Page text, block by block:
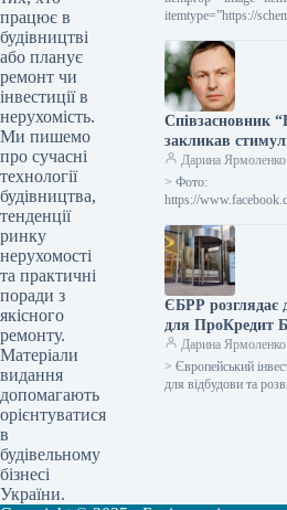
працює в
будівництві
або планує
ремонт чи
інвестиції в
нерухомість.
Ми пишемо
про сучасні
технології
будівництва,
тенденції
ринку
нерухомості
та практичні
поради з
якісного
ремонту.
Матеріали
видання
допомагають
орієнтуватися
в
будівельному
бізнесі
України.
itemtype=”https://
Морська торгівля
товарообіг Друк 113
Обсяг торгівлі
Співзасновник
закликав
податковими
дерегуляцією у
ворожі обстріли.
Дарина Ярмоленко
> Фото:
https://
зростанням кількості
Росії, потребує
спрощення
дозвільних…
ЄБРР розглядає
для ПроКредит
до 330 мільйонів
Дарина Ярмоленко
> Європейський
для відбудови та